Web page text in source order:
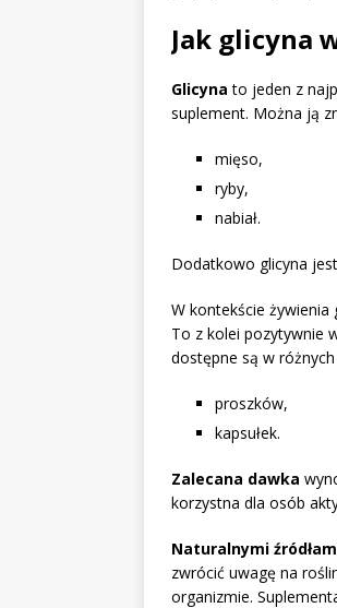
Jak glicyna
Glicyna to jeden z
suplement. Można ją
mięso,
ryby,
nabiał.
Dodatkowo glicyna
W kontekście żywienia
To z kolei pozytywnie
dostępne są w
proszków,
kapsułek.
Zalecana dawka
korzystna dla osób
Naturalnymi
zwrócić uwagę na
organizmie.